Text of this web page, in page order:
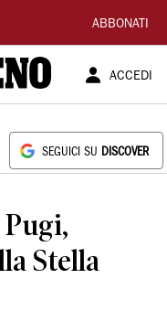
ABBONATI
ACCEDI
SEGUICI SU DISCOVER
Stella